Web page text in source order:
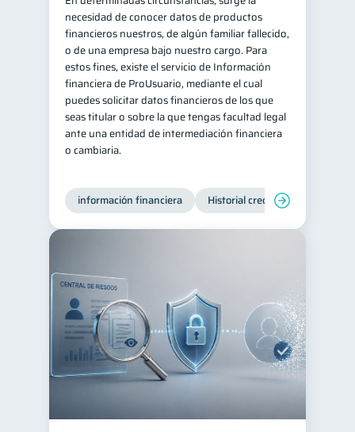
Información financiera 1
Salud mental 1 Retiro 1
Doble sueldo 1
Gasto responsable 1
información financiera
necesidad de conocer datos de productos
financieros nuestros, de algún familiar fallecido,
o de una empresa bajo nuestro cargo. Para
estos fines, existe el servicio de Información
financiera de ProUsuario, mediante el cual
puedes solicitar datos financieros de los que
seas titular o sobre la que tengas facultad legal
ante una entidad de intermediación financiera
o cambiaria.
información financiera Historial crediticio